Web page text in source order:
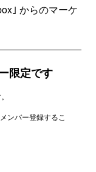
｣ からのマーケ
限定です
ンバー登録するこ